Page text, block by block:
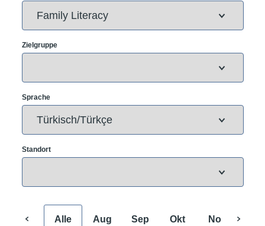
Zielgruppe
Sprache
Standort
Alle Aug Sep Okt Nov